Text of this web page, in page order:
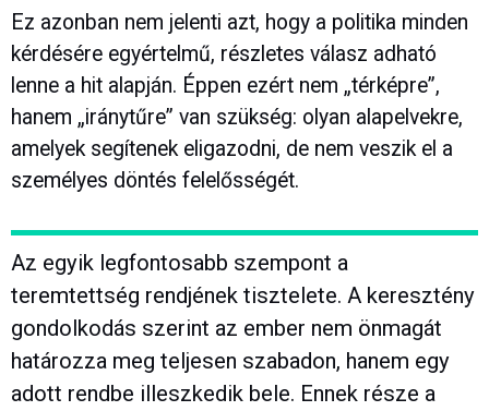
Ez azonban nem jelenti azt, hogy a politika minden
kérdésére egyértelmű, részletes válasz adható
lenne a hit alapján. Éppen ezért nem „térképre”,
hanem „iránytűre” van szükség: olyan alapelvekre,
amelyek segítenek eligazodni, de nem veszik el a
személyes döntés felelősségét.
Az egyik legfontosabb szempont a
teremtettség rendjének tisztelete. A keresztény
gondolkodás szerint az ember nem önmagát
határozza meg teljesen szabadon, hanem egy
adott rendbe illeszkedik bele. Ennek része a